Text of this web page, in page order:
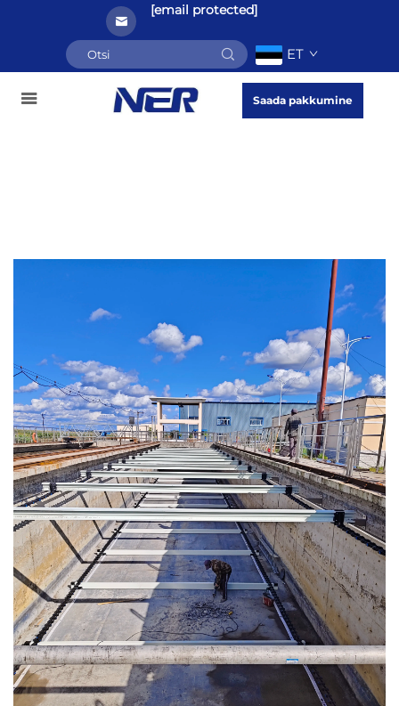
[email protected]
ET
Saada pakkumine